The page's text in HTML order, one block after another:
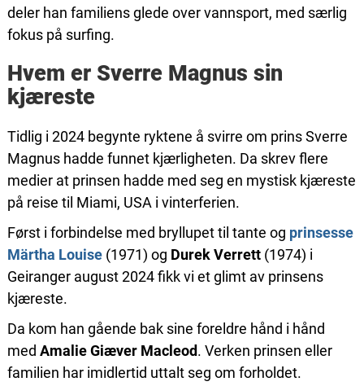
deler han familiens glede over vannsport, med særlig
fokus på surfing.
Hvem er Sverre Magnus sin
kjæreste
Tidlig i 2024 begynte ryktene å svirre om prins Sverre
Magnus hadde funnet kjærligheten. Da skrev flere
medier at prinsen hadde med seg en mystisk kjæreste
på reise til Miami, USA i vinterferien.
Først i forbindelse med bryllupet til tante og prinsesse
Märtha Louise(1971) og Durek Verrett(1974) i
Geiranger august 2024 fikk vi et glimt av prinsens
kjæreste.
Da kom han gående bak sine foreldre hånd i hånd
med Amalie Giæver Macleod. Verken prinsen eller
familien har imidlertid uttalt seg om forholdet.